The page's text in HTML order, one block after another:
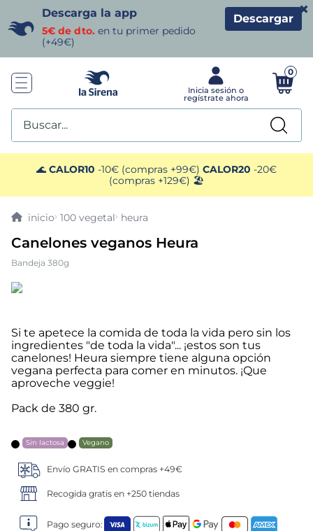
Descarga la app
5€ de dto. en tu primer pedido
(+49€)
Descargar
×
0
Buscar...
🌊 CALOR10 -10€ (compras +99€) CALOR20 -20€
(compras +129€) 🏖️
100 vegetal heura
Canelones veganos Heura
Bandeja 380g
Si te apetece la comida de toda la vida pero sin los
ingredientes "de toda la vida"... ¡estos son tus
canelones! Heura siempre tiene alguna opción
vegana perfecta para comer en minutos. ¡Que
aproveche veggie!
Pack de 380 gr.
Sin lactosa Vegano
Envío GRATIS en compras +49€
Recogida gratis en +250 tiendas
Pago seguro:
TÉRMINOS MÁS BUSCADOS
1. helados sirena
3. patatas
5. verduras
6. croquetas
7. canelones
8 gambon
9. sushi